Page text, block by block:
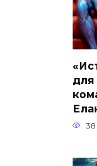
для
38